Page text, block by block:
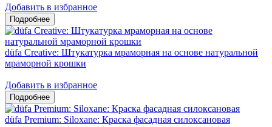
Добавить в избранное
düfa Creative: Штукатурка мраморная на основе натуральной
мраморной крошки
Добавить в избранное
düfa Premium: Siloxane: Краска фасадная силоксановая